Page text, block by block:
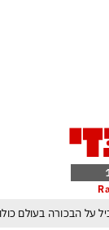
על הבכורה בעולם